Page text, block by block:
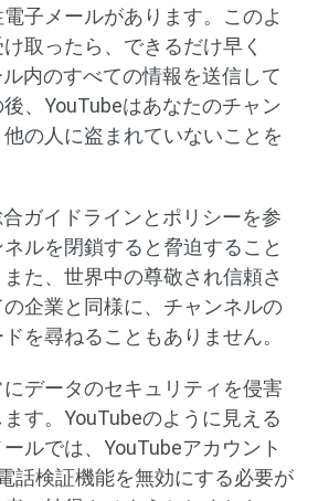
子メールがあります。このよ
取ったら、できるだけ早く
内のすべての情報を送信して
、YouTubeはあなたのチャン
の人に盗まれていないことを
ガイドラインとポリシーを参
ルを閉鎖すると脅迫すること
た、世界中の尊敬され信頼さ
企業と同様に、チャンネルの
を尋ねることもありません。
データのセキュリティを侵害
す。YouTubeのように見える
ルでは、YouTubeアカウント
話検証機能を無効にする必要が